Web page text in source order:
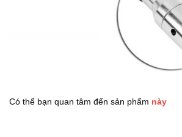
Có thể bạn quan tâm đến sản phẩm này